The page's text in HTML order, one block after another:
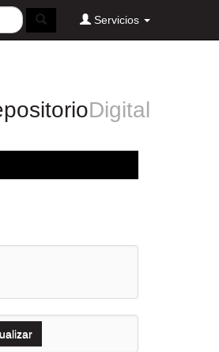
Servicios
Digital